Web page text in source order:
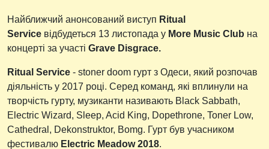
Найближчий анонсований виступ Ritual
Service відбудеться 13 листопада у More Music Club на
концерті за участі Grave Disgrace.
Ritual Service - stoner doom гурт з Одеси, який розпочав
діяльність у 2017 році. Серед команд, які вплинули на
творчість гурту, музиканти називають Black Sabbath,
Electric Wizard, Sleep, Acid King, Dopethrone, Toner Low,
Cathedral, Dekonstruktor, Bomg. Гурт був учасником
фестивалю Electric Meadow 2018.